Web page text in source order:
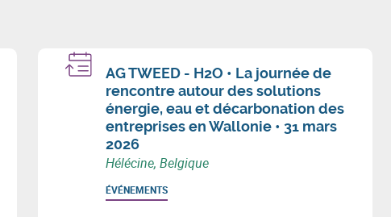
AG TWEED - H2O • La journée de
rencontre autour des solutions
énergie, eau et décarbonation des
entreprises en Wallonie • 31 mars
2026
Hélécine, Belgique
ÉVÉNEMENTS